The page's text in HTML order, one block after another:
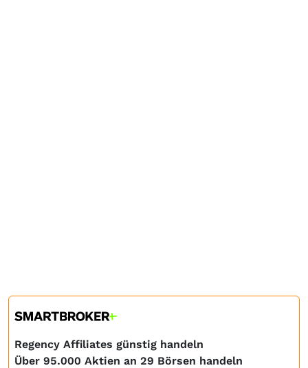
Regency Affiliates günstig handeln
Über 95.000 Aktien an 29 Börsen handeln